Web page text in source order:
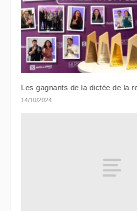
Les gagnants de la dictée de la
14/10/2024